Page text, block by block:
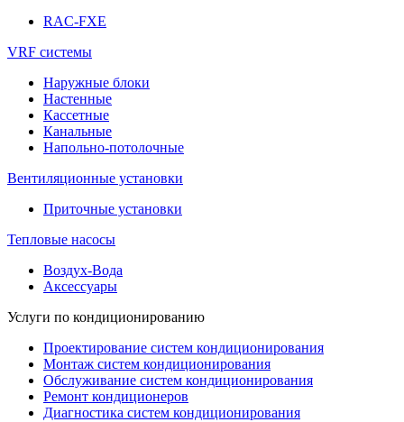
RAC-FXE
VRF системы
Наружные блоки
Настенные
Кассетные
Канальные
Напольно-потолочные
Вентиляционные установки
Приточные установки
Тепловые насосы
Воздух-Вода
Аксессуары
Услуги по кондиционированию
Проектирование систем кондиционирования
Монтаж систем кондиционирования
Обслуживание систем кондиционирования
Ремонт кондиционеров
Диагностика систем кондиционирования